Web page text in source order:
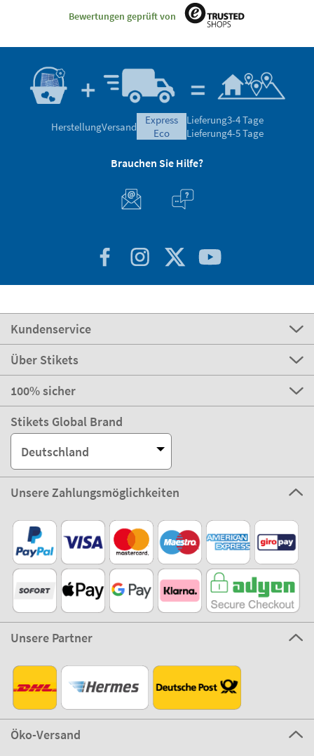
Bewertungen geprüft von
HerstellungVersand
express
eco
Lieferung3-4 Tage
Lieferung4-5 Tage
Brauchen Sie Hilfe?
Kundenservice
Über Stikets
100% sicher
Stikets Global Brand
Deutschland
Unsere Zahlungsmöglichkeiten
Unsere Partner
Öko-Versand